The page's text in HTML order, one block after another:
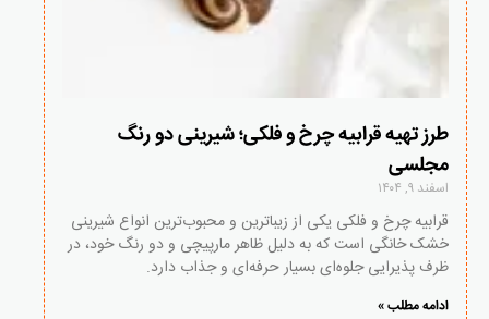
طرز تهیه قرابیه چرخ و فلکی؛ شیرینی دو رنگ
مجلسی
اسفند ۹, ۱۴۰۴
قرابیه چرخ و فلکی یکی از زیباترین و محبوب‌ترین انواع شیرینی
خشک خانگی است که به دلیل ظاهر مارپیچی و دو رنگ خود، در
ظرف پذیرایی جلوه‌ای بسیار حرفه‌ای و جذاب دارد.
ادامه مطلب »